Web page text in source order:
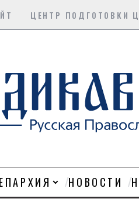
ЦЕНТР ПОДГОТОВКИ
ЕПАРХИЯ НОВОСТИ